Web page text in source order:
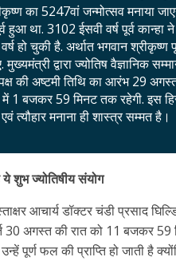
का 5247वां जन्मोत्सव मनाया
हुआ था. 3102 ईसवी वर्ष पूर्व
हो चुकी है. अर्थात भगवान
द्वारा ज्योतिष वैज्ञानिक
की अष्टमी तिथि का आरंभ 29
1 बजकर 59 मिनट तक रहेगी. इस
त्यौहार मनाना ही शास्त्र सम्मत है।
शुभ ज्योतिषीय संयोग
आचार्य डॉक्टर चंडी प्रसाद
30 अगस्त की रात को 11 बजकर
पूर्ण फल की प्राप्ति हो जाती है